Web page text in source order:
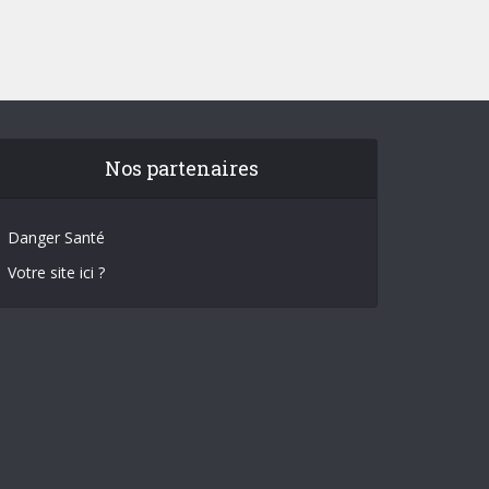
Nos partenaires
Danger Santé
Votre site ici ?